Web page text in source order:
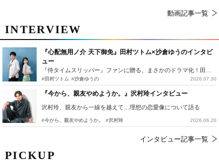
PICKUP
動画記事一覧
INTERVIEW
『心配無用ノ介 天下御免』田村ツトム×沙倉ゆうのインタビ
ュー
『侍タイムスリッパー』ファンに贈る、まさかのドラマ化！田村ツトム×沙倉ゆうのが語る『心配無用ノ介』撮影秘話
#田村ツトム #沙倉ゆうの 2026.07.30
『今から、親友やめようか。』沢村玲インタビュー
沢村玲、親友から一線を越えて…理想の恋愛像について語る
#今から、親友やめようか。 #沢村玲 2026.06.20
インタビュー記事一覧